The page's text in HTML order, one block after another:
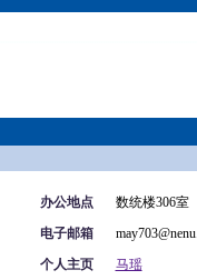
办公地点
数统楼306室
电子邮箱
个人主页 马瑶